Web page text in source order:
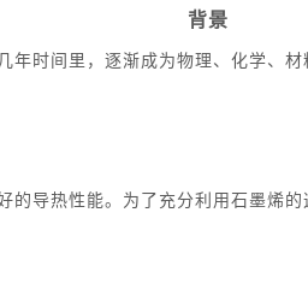
背景
时间里，逐渐成为物理、化学、
导热性能。为了充分利用石墨烯